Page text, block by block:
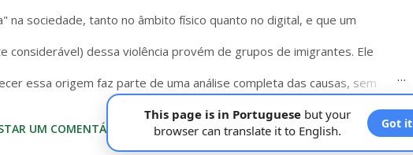
na sociedade, tanto no âmbito físico quanto no digital, e que um
considerável) dessa violência provém de grupos de imigrantes. Ele
essa origem faz parte de uma análise completa das causas, sem
geral de segurança no país. De acordo com dados da Polizeiliche
2024 do Bundeskriminalamt (BKA), os não alemães representaram 41,8%
UM COMENTÁRIO LEIA MAIS »
This page is in Portuguesebut your
browser can translate it to English.
Got it